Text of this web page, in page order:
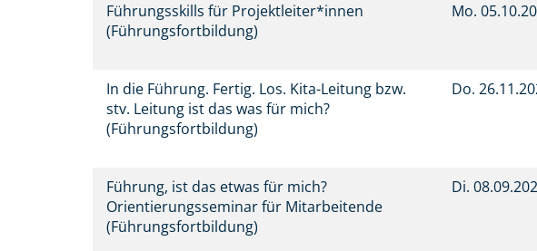
Führungsskills für Projektleiter*innen
(Führungsfortbildung)
Mo.
In die Führung. Fertig. Los. Kita-Leitung bzw.
stv. Leitung ist das was für mich?
(Führungsfortbildung)
Do.
Führung, ist das etwas für mich?
Orientierungsseminar für Mitarbeitende
(Führungsfortbildung)
Di.